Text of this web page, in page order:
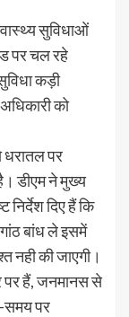
सुविधाओं
पर चल रहे
कड़ी
को
पर
डीएम ने मुख्य
दिए हैं कि
बांध ले इसमें
नही की जाएगी।
पर हैं, जनमानस से
समय पर